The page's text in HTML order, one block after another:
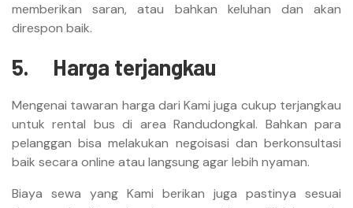
memberikan saran, atau bahkan keluhan dan akan
direspon baik.
5. Harga terjangkau
Mengenai tawaran harga dari Kami juga cukup terjangkau
untuk rental bus di area Randudongkal. Bahkan para
pelanggan bisa melakukan negoisasi dan berkonsultasi
baik secara online atau langsung agar lebih nyaman.
Biaya sewa yang Kami berikan juga pastinya sesuai